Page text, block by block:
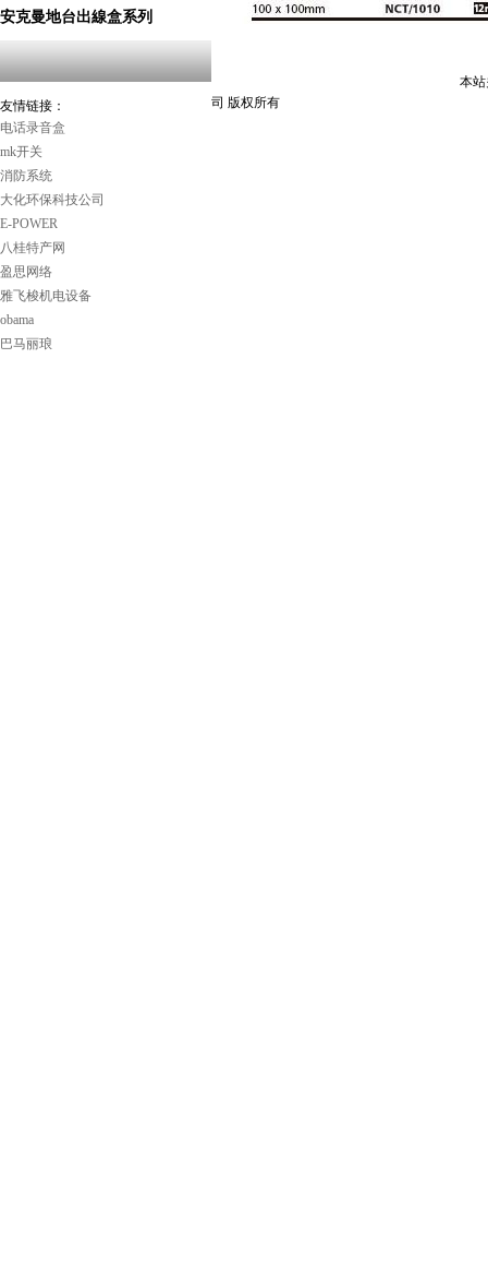
安克曼地台出線盒系列
友情链接：
电话录音盒
mk开关
消防系统
大化环保科技公司
E-POWER
八桂特产网
盈思网络
雅飞梭机电设备
obama
巴马丽琅
本站关键
司 版权所有